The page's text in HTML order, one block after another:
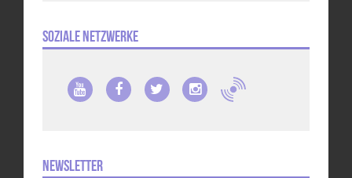
Soziale Netzwerke
Newsletter